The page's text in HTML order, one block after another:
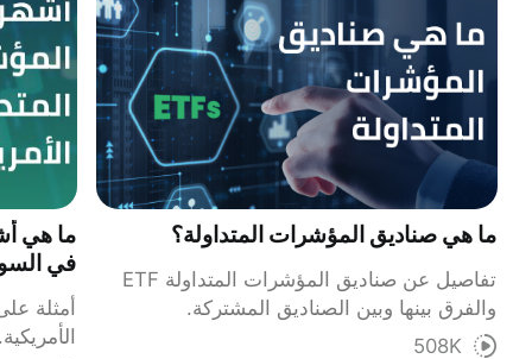
ما هي صناديق المؤشرات المتداولة؟
تفاصيل عن صناديق المؤشرات المتداولة ETF
والفرق بينها وبين الصناديق المشتركة.
508K
ما هي
في
أمثلة